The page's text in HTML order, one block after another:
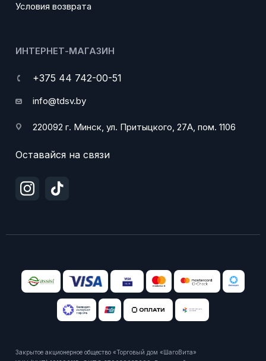
Условия возврата
ИНТЕРНЕТ-МАГАЗИН
+375 44 742-00-51
info@tdsv.by
220092 г. Минск, ул. Притыцкого, 27А, пом. 1106
Оставайся на связи
Закрытое акционерное общество «Торговый дом «ШагоВита»